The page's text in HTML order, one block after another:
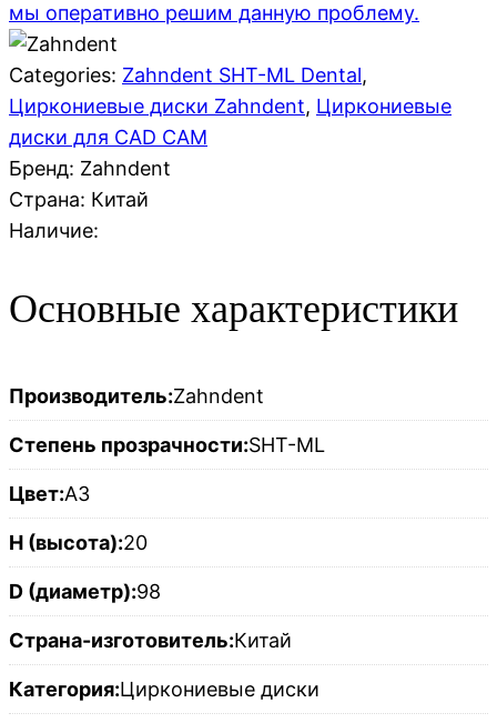
мы оперативно решим данную проблему.
Categories: Zahndent SHT-ML Dental,
Циркониевые диски Zahndent, Циркониевые
диски для CAD CAM
Бренд: Zahndent
Страна: Китай
Наличие:
Основные характеристики
Производитель:Zahndent
Степень прозрачности:SHT-ML
Цвет:A3
H (высота):20
D (диаметр):98
Страна-изготовитель:Китай
Категория:Циркониевые диски